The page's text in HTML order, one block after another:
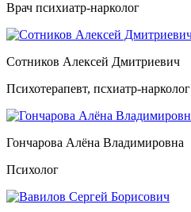
Врач психиатр-нарколог
Сотников Алексей Дмитриевич
Психотерапевт, псхиатр-нарколог
Гончарова Алёна Владимировна
Психолог